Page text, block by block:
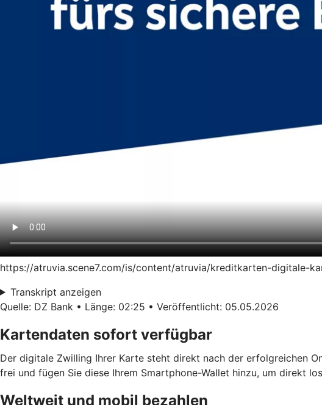
https://atruvia.scene7.com/is/content/atruvia/kreditkarten-digitale-
Transkript anzeigen
Quelle: DZ Bank • Länge: 02:25 • Veröffentlicht: 05.05.2026
Kartendaten sofort verfügbar
Der digitale Zwilling Ihrer Karte steht direkt nach der erfolgreichen
frei und fügen Sie diese Ihrem Smartphone-Wallet hinzu, um direkt
Weltweit und mobil bezahlen